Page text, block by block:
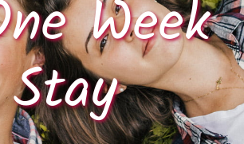
Week
Stay